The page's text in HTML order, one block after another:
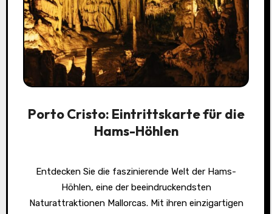
Porto Cristo: Eintrittskarte für die
Hams-Höhlen
Entdecken Sie die faszinierende Welt der Hams-
Höhlen, eine der beeindruckendsten
Naturattraktionen Mallorcas. Mit ihren einzigartigen